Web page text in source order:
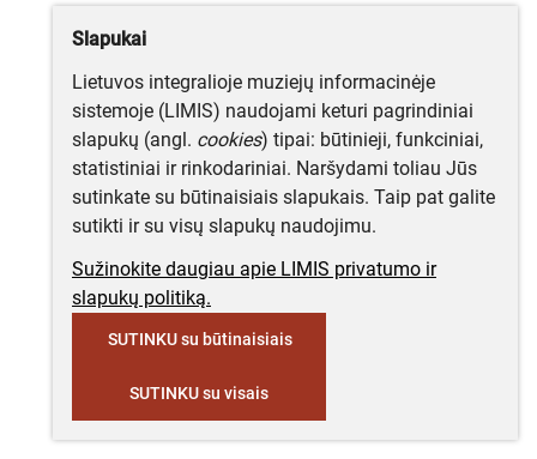
Slapukai
Lietuvos integralioje muziejų informacinėje
sistemoje (LIMIS) naudojami keturi pagrindiniai
slapukų (angl. cookies) tipai: būtinieji, funkciniai,
statistiniai ir rinkodariniai. Naršydami toliau Jūs
sutinkate su būtinaisiais slapukais. Taip pat galite
sutikti ir su visų slapukų naudojimu.
Sužinokite daugiau apie LIMIS privatumo ir
slapukų politiką.
SUTINKU su būtinaisiais
SUTINKU su visais